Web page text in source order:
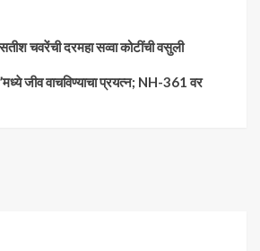
चवरेंची दरमहा सव्वा कोटींची वसुली
जीव वाचविण्याचा प्रयत्न; NH-361 वर